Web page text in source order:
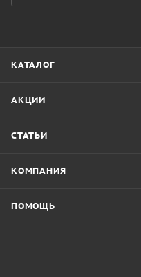
КАТАЛОГ
АКЦИИ
СТАТЬИ
КОМПАНИЯ
ПОМОЩЬ